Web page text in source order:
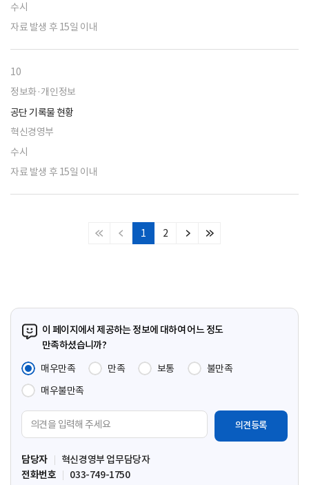
수시
자료 발생 후 15일 이내
10
정보화·개인정보
공단 기록물 현황
혁신경영부
수시
자료 발생 후 15일 이내
처
이
1 2
다
마
이 페이지에서 제공하는 정보에 대하여 어느 정도
만족하셨습니까?
매우만족
만족 보통
불만족
매우불만족
견
입
력
담당자
혁신경영부 업무담당자
전화번호
033-749-1750